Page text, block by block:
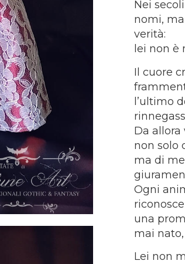
Nei
nomi,
verità:
lei non è
Il cuore
l’ultimo
Da allora
non solo
ma di
Ogni
una
mai
Lei non